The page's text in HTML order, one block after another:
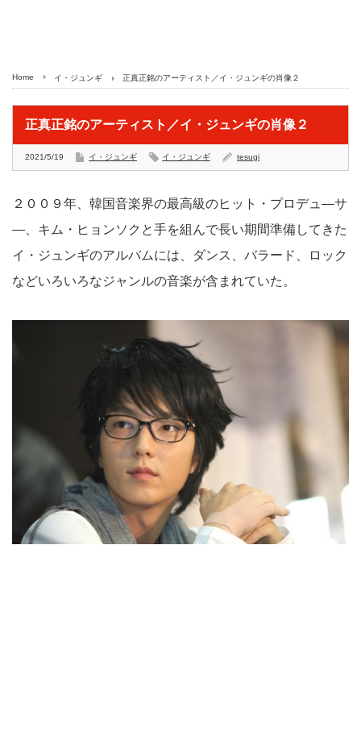
Home イ・ジュンギ 正真正銘のアーティスト／イ・ジュンギの肖像２
正真正銘のアーティスト／イ・ジュンギの肖像２
2021/5/19 イ・ジュンギ イ・ジュンギ tesugi
２００９年、韓国音楽界の最高級のヒット・プロデュ―サ
―、キム・ヒョンソクと手を組んで長い期間準備してきた
イ・ジュンギのアルバムには、ダンス、バラード、ロック
などいろいろなジャンルの音楽が含まれていた。